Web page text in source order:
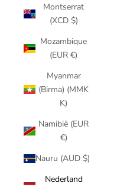
Montserrat
(XCD $)
Mozambique
(EUR €)
Myanmar
(Birma) (MMK
K)
Namibië (EUR
€)
Nauru (AUD $)
Nederland